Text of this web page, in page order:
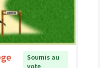
Soumis au
vote